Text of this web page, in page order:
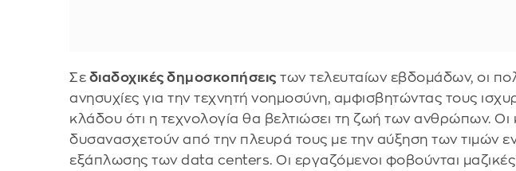
Σε διαδοχικές δημοσκοπήσεις των τελευταίων εβδομάδων, οι
ανησυχίες για την τεχνητή νοημοσύνη, αμφισβητώντας τους
κλάδου ότι η τεχνολογία θα βελτιώσει τη ζωή των ανθρώπων.
δυσανασχετούν από την πλευρά τους με την αύξηση των τιμών
εξάπλωσης των data centers. Οι εργαζόμενοι φοβούνται